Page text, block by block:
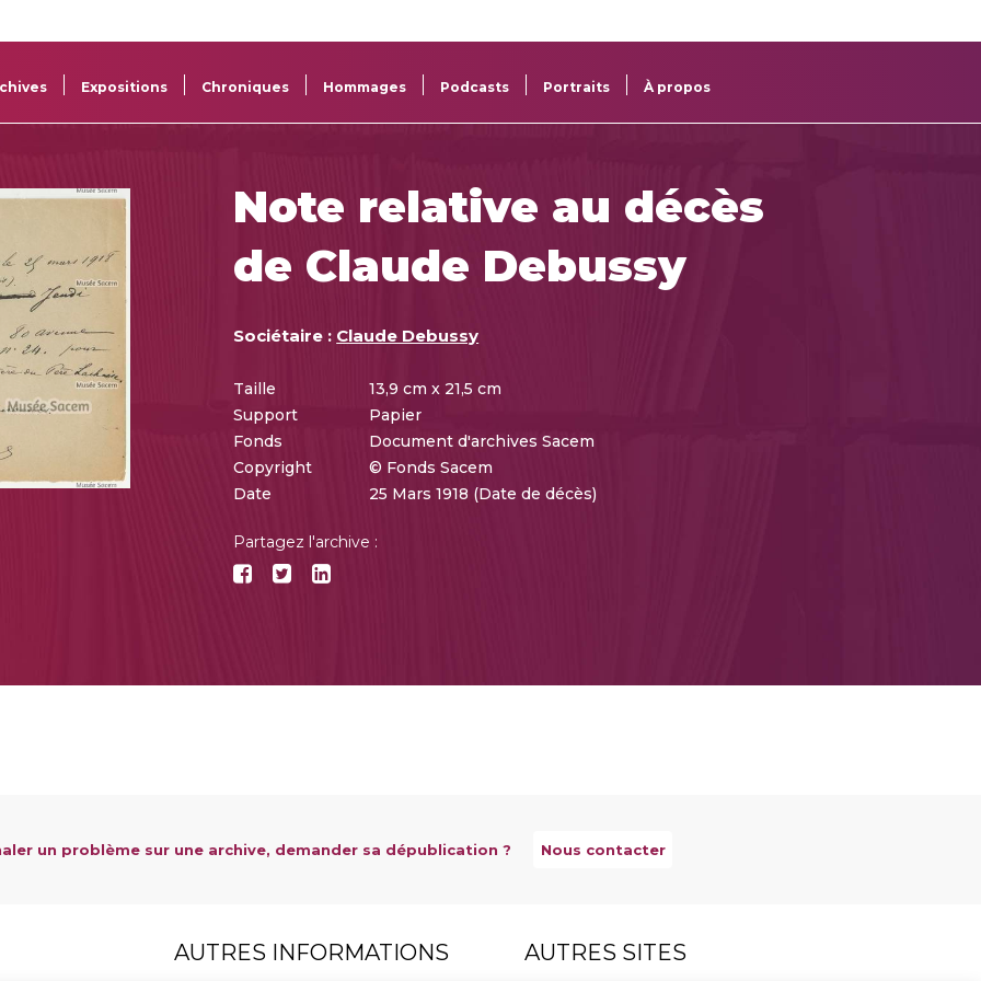
Sacem
projets
Sacem
des œuvres
Expositions Chroniques Hommages Podcasts Portraits À propos
Note relative au décès
de Claude Debussy
Sociétaire : Claude Debussy
Taille
13,9 cm x 21,5 cm
Support
Papier
Fonds
Document d'archives Sacem
Copyright
© Fonds Sacem
Date
25 Mars 1918 (Date de décès)
Partagez l'archive :
un problème sur une archive, demander sa dépublication ? Nous contacter
AUTRES INFORMATIONS AUTRES SITES